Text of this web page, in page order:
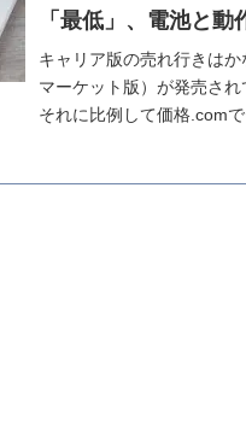
「最低」、電池と動
キャリア版の売れ行きは
マーケット版）が発売さ
それに比例して価格.com